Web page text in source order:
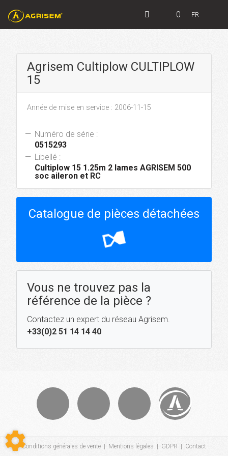
0 FR
Agrisem Cultiplow CULTIPLOW
15
Année de mise en service : 2006-11-15
Numéro de série :
0515293
Libellé :
Cultiplow 15 1.25m 2 lames AGRISEM 500
soc aileron et RC
Catalogue de pièces détachées
hourglass_top
Vous ne trouvez pas la
référence de la pièce ?
Contactez un expert du réseau Agrisem.
+33(0)2 51 14 14 40
Conditions générales de vente Mentions légales GDPR Contact